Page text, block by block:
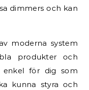
dimmers och kan
moderna system
produkter och
enkel för dig som
kunna styra och